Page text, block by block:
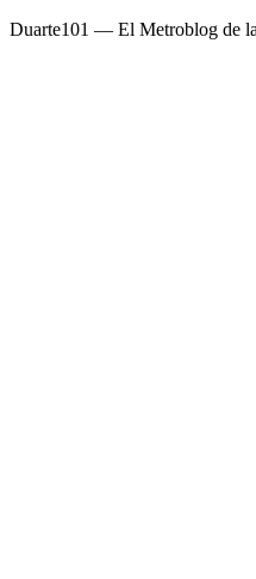
Duarte101 — El Metroblog de